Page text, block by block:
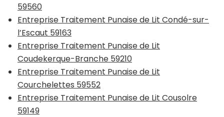
59560
Entreprise Traitement Punaise de Lit Condé-sur-
l’Escaut 59163
Entreprise Traitement Punaise de Lit
Coudekerque-Branche 59210
Entreprise Traitement Punaise de Lit
Courchelettes 59552
Entreprise Traitement Punaise de Lit Cousolre
59149